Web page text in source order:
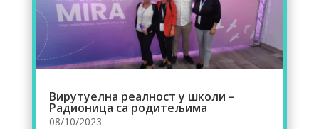
Вирутуелна реалност у школи –
Радионица са родитељима
08/10/2023